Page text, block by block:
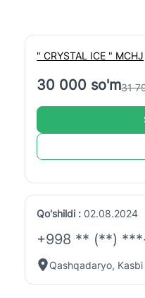
" CRYSTAL ICE " MCHJ
30 000 so'm31
Qo'shildi : 02.08.2024
+998 ** (**)
Qashqadaryo, Kasbi